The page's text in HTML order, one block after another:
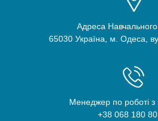
Адреса
65030 Україна, м. Одеса,
Менеджер по роботі з
+38 068 180